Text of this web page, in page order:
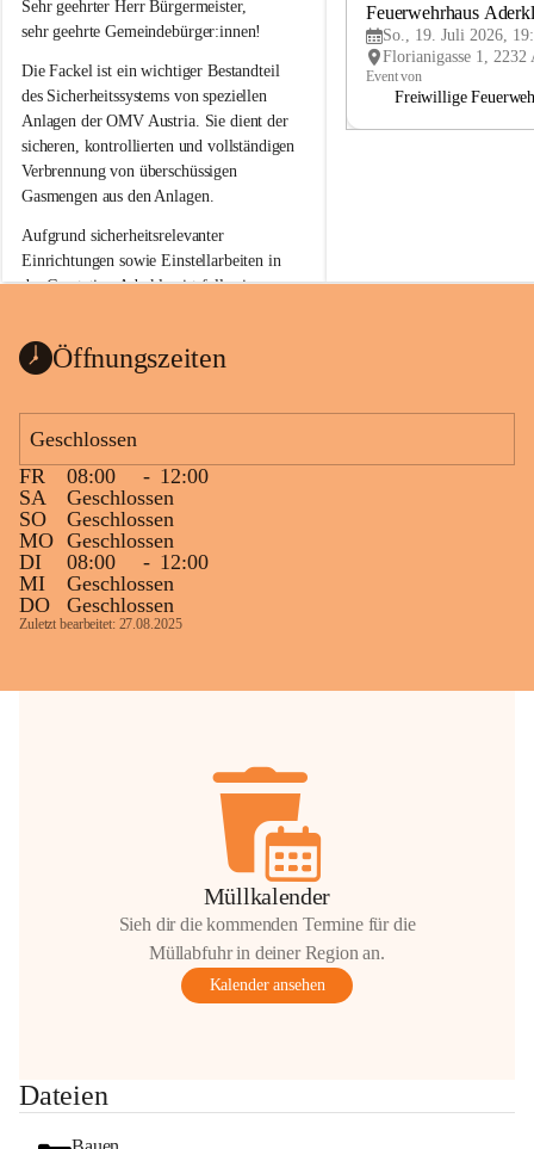
r
k
a
a
Sehr geehrter Herr Bürgermeister,
sehr geehrte Gemeindebürger:innen!
Die Fackel ist ein wichtiger Bestandteil
des Sicherheitssystems von speziellen
Anlagen der OMV Austria. Sie dient der
sicheren, kontrollierten und vollständigen
Verbrennung von überschüssigen
Gasmengen aus den Anlagen.
Aufgrund sicherheitsrelevanter
Einrichtungen sowie Einstellarbeiten in
der Gasstation Aderklaa ist fallweise
kommenden Tagen und Wochen wird
sein.
Die OMV Austria ist bemüht, für die
Bevölkerung ungewohnte, jedoch
technisch notwendige Betriebszustände so
kurz wie möglich zu halten.
Wir bitten daher die umliegende
Bevölkerung um Verständnis.
anrainer-service@omv.com
Bei Fragen, Anliegen oder Beschwerden.
Die OMV wird im Zuge von
Feuerwehrhaus
So., 19. Juli 2026,
Event von
Freiwillige
Öffnungszeiten
Geschlossen
FR
08:00 - 12:00
SA
Geschlossen
SO
Geschlossen
MO Geschlossen
DI
08:00 - 12:00
MI
Geschlossen
DO
Geschlossen
Zuletzt bearbeitet: 27.08.2025
Müllkalender
Sieh dir die kommenden Termine für die
Müllabfuhr in deiner Region an.
Kalender ansehen
Dateien